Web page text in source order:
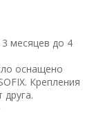
месяцев до 4
оснащено
Крепления